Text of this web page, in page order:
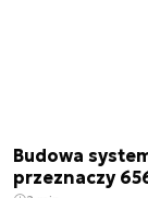
Budowa
przeznaczy